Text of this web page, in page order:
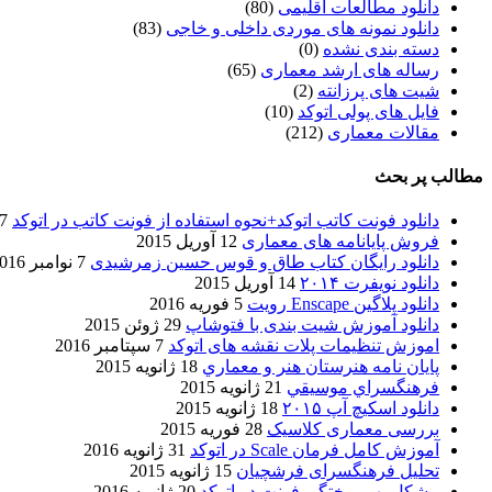
دانلود مطالعات اقلیمی (80)
دانلود نمونه های موردی داخلی و خاجی (83)
دسته بندی نشده (0)
رساله های ارشد معماری (65)
شیت های پرزانته (2)
فایل های پولی اتوکد (10)
مقالات معماری (212)
مطالب پر بحث
دانلود فونت کاتب اتوکد+نحوه استفاده از فونت کاتب در اتوکد 7 آگوست 2017
فروش پایانامه های معماری 12 آوریل 2015
دانلود رایگان کتاب طاق و قوس حسین زمرشیدی 7 نوامبر 2016
دانلود نویفرت ۲۰۱۴
14 آوریل 2015
دانلود پلاگین Enscape رویت
5 فوریه 2016
دانلود آموزش شیت بندی با فتوشاپ 29 ژوئن 2015
اموزش تنظیمات پلات نقشه های اتوکد 7 سپتامبر 2016
پایان نامه هنرستان هنر و معماري 18 ژانویه 2015
فرهنگسراي موسيقي 21 ژانویه 2015
دانلود اسکیچ آپ ۲۰۱۵
18 ژانویه 2015
بررسی معماری کلاسیک 28 فوریه 2015
آموزش کامل فرمان Scale در اتوکد
31 ژانویه 2016
تحلیل فرهنگسرای فرشچیان 15 ژانویه 2015